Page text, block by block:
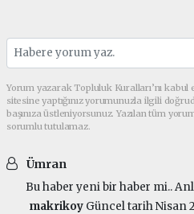
Yorum yazarak Topluluk Kuralları’nı
sitesine yaptığınız yorumunuzla ilgili
başınıza üstleniyorsunuz. Yazılan tüm
sorumlu tutulamaz.
Ümran
Bu haber yeni bir haber mi..
makrikoy Güncel tarih Nisan